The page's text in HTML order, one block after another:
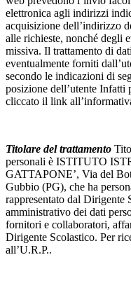
elettronica agli indirizzi
acquisizione dell’indirizzo
alle richieste, nonché degli
missiva. Il trattamento di
eventualmente forniti
secondo le indicazioni di
posizione dell’utente Infatti
cliccato il link
Titolare del trattamento
personali è ISTITUTO
GATTAPONE’, Via del
Gubbio (PG), che ha
rappresentato dal Dirigente
amministrativo dei dati
fornitori e collaboratori,
Dirigente Scolastico. Per
all’U.R.P..